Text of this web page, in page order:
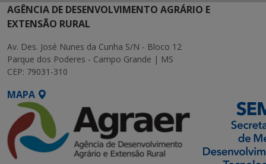
AGÊNCIA DE DESENVOLVIMENTO AGRÁRIO E
EXTENSÃO RURAL
Av. Des. José Nunes da Cunha S/N - Bloco 12
Parque dos Poderes - Campo Grande | MS
CEP: 79031-310
MAPA